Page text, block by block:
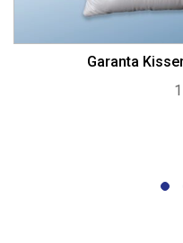
Garanta